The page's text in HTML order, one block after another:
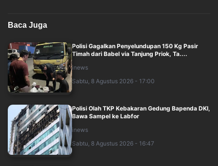
Baca Juga
Polisi Gagalkan Penyelundupan 150 Kg Pasir
Timah dari Babel via Tanjung Priok, Ta....
inews
Sabtu, 8 Agustus 2026 - 17:00
Polisi Olah TKP Kebakaran Gedung Bapenda DKI,
Bawa Sampel ke Labfor
inews
Sabtu, 8 Agustus 2026 - 16:47